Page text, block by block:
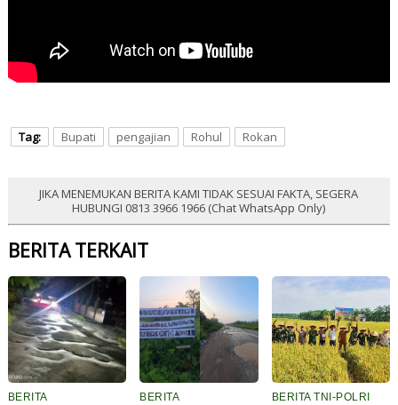
Tag: Bupati pengajian Rohul Rokan
JIKA MENEMUKAN BERITA KAMI TIDAK SESUAI FAKTA, SEGERA
HUBUNGI 0813 3966 1966 (Chat WhatsApp Only)
BERITA TERKAIT
BERITA BERITA BERITA TNI-POLRI